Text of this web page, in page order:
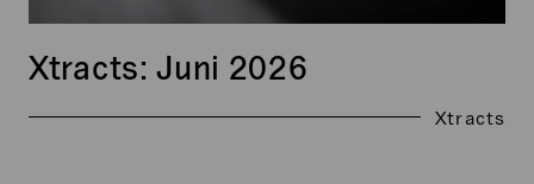
Xtracts
Xtracts: Juni 2026